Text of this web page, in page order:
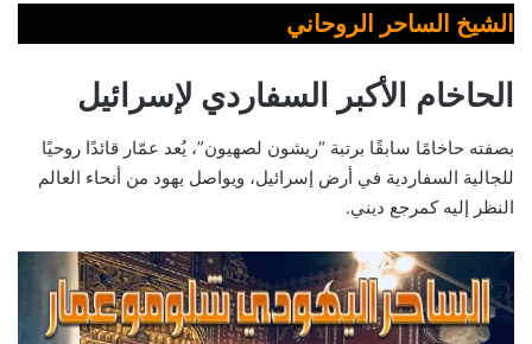
الشيخ الساحر الروحاني
الحاخام الأكبر السفاردي لإسرائيل
بصفته حاخامًا سابقًا برتبة “ريشون لصهيون”، يُعد عمّار قائدًا روحيًا
للجالية السفاردية في أرض إسرائيل، ويواصل يهود من أنحاء العالم
النظر إليه كمرجع ديني.